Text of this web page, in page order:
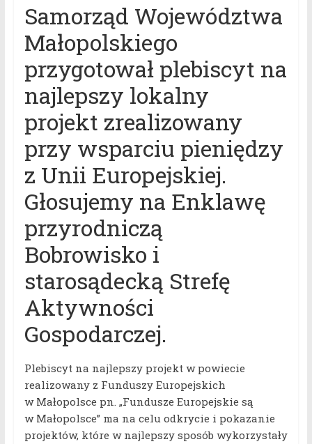
Samorząd Województwa
Małopolskiego
przygotował plebiscyt na
najlepszy lokalny
projekt zrealizowany
przy wsparciu pieniędzy
z Unii Europejskiej.
Głosujemy na Enklawę
przyrodniczą
Bobrowisko i
starosądecką Strefę
Aktywności
Gospodarczej.
Plebiscyt na najlepszy projekt w powiecie
realizowany z Funduszy Europejskich
w Małopolsce pn. „Fundusze Europejskie są
w Małopolsce” ma na celu odkrycie i pokazanie
projektów, które w najlepszy sposób wykorzystały